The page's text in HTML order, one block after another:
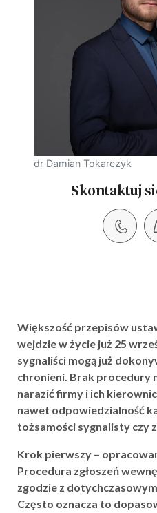
dr Damian Tokarczyk
Skontaktuj
Większość przepisów
wejdzie w życie już 25
sygnaliści mogą już
chronieni. Brak procedury
narazić firmy i ich
nawet odpowiedzialność
tożsamości sygnalisty czy
Krok pierwszy –
Procedura zgłoszeń
zgodzie z
Często oznacza to